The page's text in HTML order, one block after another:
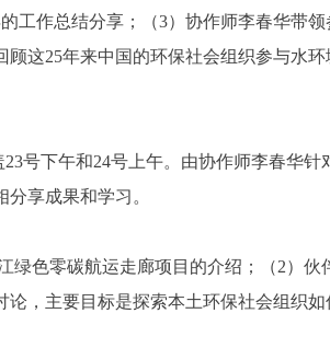
工作总结分享；（3）协作师李春华带
这25年来中国的环保社会组织参与水
号下午和24号上午。由协作师李春华针
享成果和学习。
色零碳航运走廊项目的介绍；（2）伙
，主要目标是探索本土环保社会组织